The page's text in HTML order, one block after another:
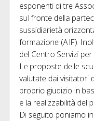
esponenti di tre
sul fronte della
sussidiarietà
formazione (AIF).
del Centro Servizi
Le proposte delle
valutate dai visitatori
proprio giudizio in
e la realizzabilità del
Di seguito poniamo